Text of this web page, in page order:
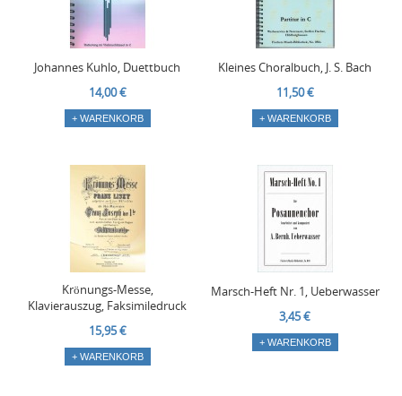
Johannes Kuhlo, Duettbuch
14,00 €
+ WARENKORB
Kleines Choralbuch, J. S. Bach
11,50 €
+ WARENKORB
Krönungs-Messe,
Klavierauszug, Faksimiledruck
15,95 €
+ WARENKORB
Marsch-Heft Nr. 1, Ueberwasser
3,45 €
+ WARENKORB